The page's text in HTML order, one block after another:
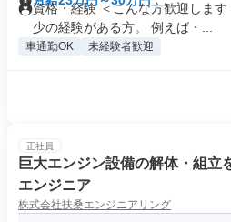
資格・経験 ＜こんな方歓迎しま
少の経験がある方。 例えば・...
車通勤OK 未経験者歓迎
正社員
巨大エンジン設備の解体・組立
エンジニア
株式会社扶桑エンジニアリング